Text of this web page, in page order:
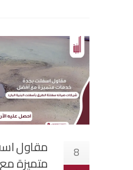
8 مقاول
متميزة